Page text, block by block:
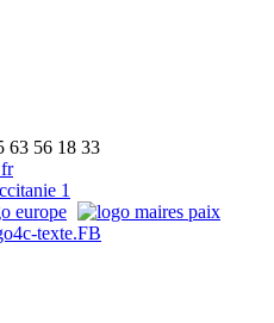
63 56 18 33